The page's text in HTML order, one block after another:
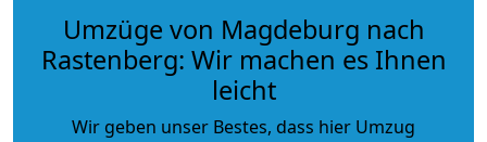
Umzüge von Magdeburg nach
Rastenberg: Wir machen es Ihnen
leicht
Wir geben unser Bestes, dass hier Umzug